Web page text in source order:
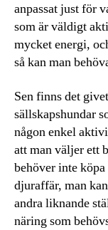
anpassat just för
som är väldigt
mycket energi,
så kan man
Sen finns det
sällskapshundar
någon enkel
att man väljer ett
behöver inte
djuraffär, man kan
andra liknande
näring som